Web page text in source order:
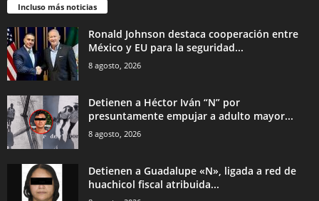
Incluso más noticias
Ronald Johnson destaca cooperación entre
México y EU para la seguridad...
8 agosto, 2026
Detienen a Héctor Iván “N” por
presuntamente empujar a adulto mayor...
8 agosto, 2026
Detienen a Guadalupe «N», ligada a red de
huachicol fiscal atribuida...